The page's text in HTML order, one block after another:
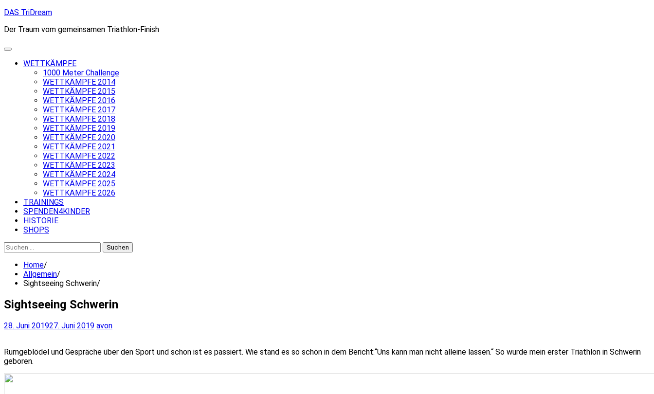
Skip
content
DAS TriDream
Der Traum vom gemeinsamen Triathlon-Finish
WETTKÄMPFE
1000 Meter Challenge
WETTKÄMPFE 2014
WETTKÄMPFE 2015
WETTKÄMPFE 2016
WETTKÄMPFE 2017
WETTKÄMPFE 2018
WETTKÄMPFE 2019
WETTKÄMPFE 2020
WETTKÄMPFE 2021
WETTKÄMPFE 2022
WETTKÄMPFE 2023
WETTKÄMPFE 2024
WETTKÄMPFE 2025
WETTKÄMPFE 2026
TRAININGS
SPENDEN4KINDER
HISTORIE
SHOPS
Suchen
nach:
Home
Allgemein
Sightseeing Schwerin
Sightseeing Schwerin
28. Juni 201927. Juni 2019 avon
Rumgeblödel und Gespräche über den Sport und schon ist es passiert. Wie stand es so schön in dem Bericht:“Uns kann man nicht alleine lassen.“ So wurde mein erster Triathlon in Schwerin
geboren.